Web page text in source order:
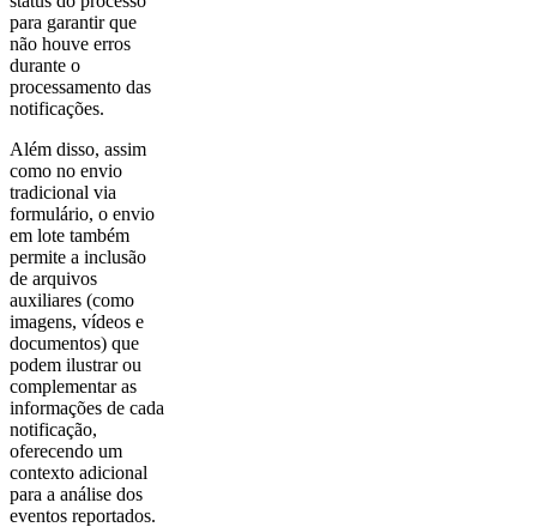
para garantir que
não houve erros
durante o
processamento das
notificações.
Além disso, assim
como no envio
tradicional via
formulário, o envio
em lote também
permite a inclusão
de arquivos
auxiliares (como
imagens, vídeos e
documentos) que
podem ilustrar ou
complementar as
informações de cada
notificação,
oferecendo um
contexto adicional
para a análise dos
eventos reportados.